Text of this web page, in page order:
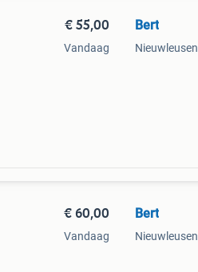
€ 55,00
Vandaag
Bert
Nieuwleusen
€ 60,00
Vandaag
Bert
Nieuwleusen